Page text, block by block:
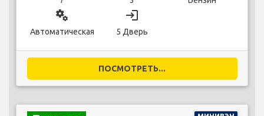
miscellaneous_services
Автоматическая
login
5 Дверь
ПОСМОТРЕТЬ...